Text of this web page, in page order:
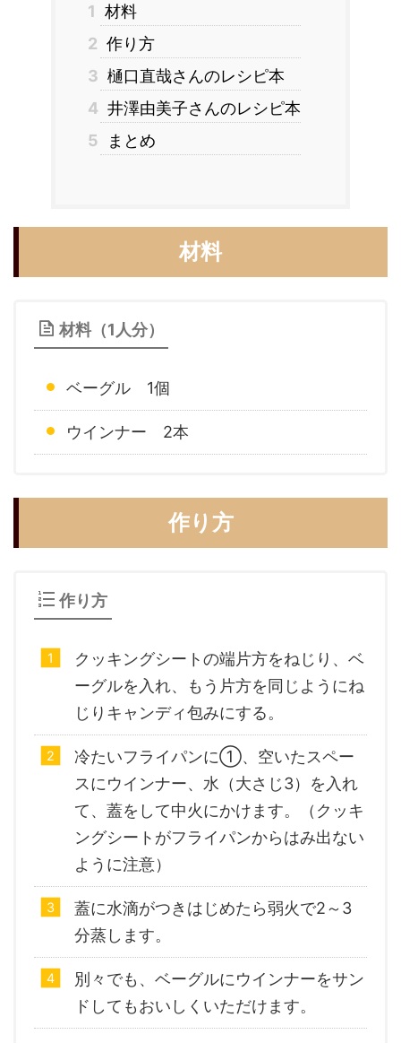
1 材料
2 作り方
3 樋口直哉さんのレシピ本
4 井澤由美子さんのレシピ本
5
まとめ
材料
材料（1人分）
ベーグル 1個
ウインナー 2本
作り方
作り方
クッキングシートの端片方をねじり、ベ
ーグルを入れ、もう片方を同じようにね
じりキャンディ包みにする。
冷たいフライパンに①、空いたスペー
スにウインナー、水（大さじ3）を入れ
て、蓋をして中火にかけます。（クッキ
ングシートがフライパンからはみ出ない
ように注意）
蓋に水滴がつきはじめたら弱火で2～3
分蒸します。
別々でも、ベーグルにウインナーをサン
ドしてもおいしくいただけます。